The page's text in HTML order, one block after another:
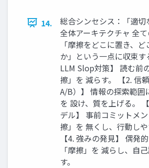
14.
総合シンセシス：「適切
全体アーキテクチャ 全
「摩擦をどこに置き、
か」という一点に収束す
LLM Slop対策】 読む前
擦」を 減らす。 【2. 信
A/B）】 情報の探索範囲
を 設け、質を上げる。
デル】 事前コミットメ
擦」を 無くし、行動しや
【4. 強みの発見】 偶発
「摩擦」を 減らし、自
す。